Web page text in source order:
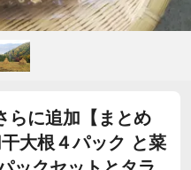
に追加【まとめ
大根４パック と菜